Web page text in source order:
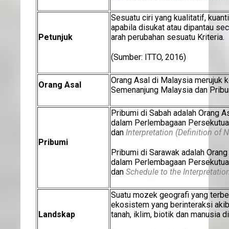
Petunjuk
Sesuatu ciri yang kualitatif,
apabila disukat atau dipantau
arah perubahan sesuatu Kriteria.
(Sumber: ITTO, 2016)
Orang Asal
Orang Asal di Malaysia merujuk
Semenanjung Malaysia dan
Pribumi
Pribumi di Sabah adalah Orang
dalam Perlembagaan
dan Interpretation (Definition of
Pribumi di Sarawak adalah
dalam Perlembagaan
dan Schedule to the
Landskap
Suatu mozek geografi yang
ekosistem yang berinteraksi
tanah, iklim, biotik dan manusia